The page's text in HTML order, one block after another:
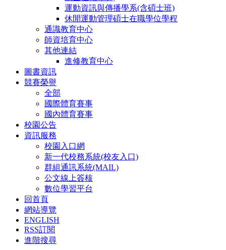
運動資訊與傳播學系(含碩士班)
休閒運動管理碩士在職學位學程
通識教育中心
師資培育中心
其他連結
進修教育中心
圖書資訊
競賽榮譽
全部
國際體育賽事
國內體育賽事
校園公告
資訊服務
校園入口網
新一代校務系統(校友入口)
群組通訊系統(MAIL)
公文線上簽核
數位學習平台
回首頁
網站導覽
ENGLISH
RSS訂閱
進階搜尋